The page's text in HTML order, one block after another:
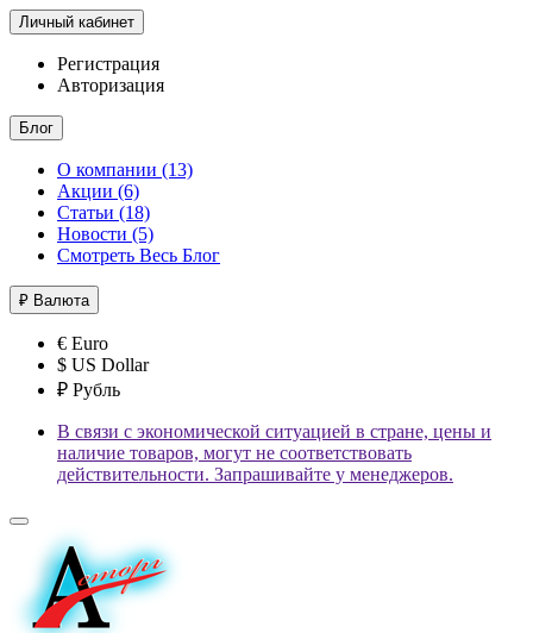
Личный кабинет
Регистрация
Авторизация
Блог
О компании (13)
Акции (6)
Статьи (18)
Новости (5)
Смотреть Весь Блог
₽ Валюта
€ Euro
$ US Dollar
₽ Рубль
В связи с экономической ситуацией в стране, цены и
наличие товаров, могут не соответствовать
действительности. Запрашивайте у менеджеров.